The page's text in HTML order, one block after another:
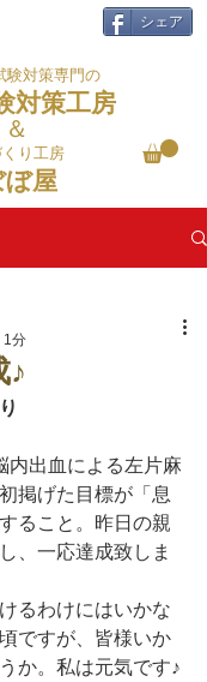
シェア
験対策専門の
対策工房
＆
り工房
ぼ屋
♪
1分
内出血による左片麻
掲げた目標が「息
ること。昨日の親
、一応達成致しま
るわけにはいかな
ですが、皆様いか
か。私は元気です♪